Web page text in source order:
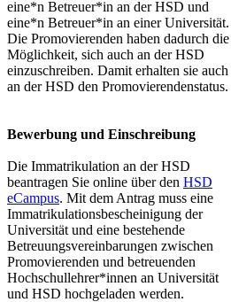
eine*n Betreuer*in an der HSD und
eine*n Betreuer*in an einer Universität.
Die Promovierenden haben dadurch die
Möglichkeit, sich auch an der HSD
einzuschreiben. Damit erhalten sie auch
an der HSD den Promovierendenstatus.
Bewerbung und Einschreibung
Die Immatrikulation an der HSD
beantragen Sie online über den HSD
eCampus​. Mit dem Antrag muss eine
Immatrikulationsbescheinigung der
Universität und eine bestehende
Betreuungsvereinbarungen zwischen
Promovierenden und betreuenden
Hochschullehrer*innen an Universität
und HSD hochgeladen werden.